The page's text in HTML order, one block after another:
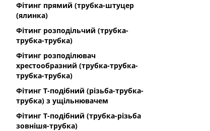
Фітинг прямий (трубка-штуцер
(ялинка)
Фітинг розподільчий (трубка-
трубка-трубка)
Фітинг розподілювач
хрестообразний (трубка-трубка-
трубка-трубка)
Фітинг Т-подібний (різьба-трубка-
трубка) з ущільнювачем
Фітинг Т-подібний (трубка-різьба
зовнішя-трубка)